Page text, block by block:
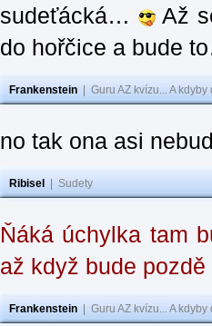
sudeťácká…
Až
do hořčice a bude
Frankenstein Guru AZ kvízu... A
no tak ona asi
Ribisel Sudety
Ňáká úchylka tam
až když bude pozdě
Frankenstein Guru AZ kvízu... A